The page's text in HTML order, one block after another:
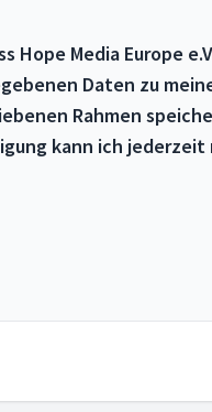
Hope Media Europe
Daten zu
Rahmen
kann ich jederzeit